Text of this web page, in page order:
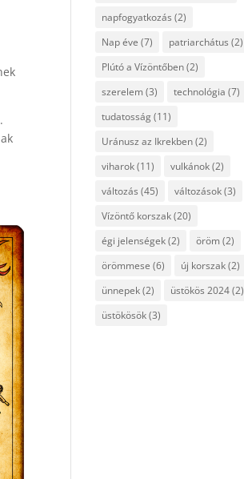
napfogyatkozás (2)
Nap éve (7) patriarchátus (2)
Plútó a Vízöntőben(2)
szerelem (3) technológia (7)
tudatosság(11)
Uránusz az Ikrekben(2)
viharok(11) vulkánok(2)
változás (45) változások(3)
Vízöntő korszak(20)
égi jelenségek(2) öröm (2)
örömmese (6) új korszak(2)
ünnepek(2) üstökös 2024(2)
üstökösök(3)